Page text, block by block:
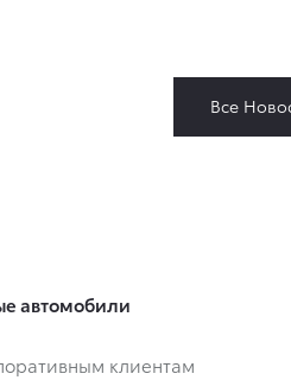
Все
автомобили
клиентам